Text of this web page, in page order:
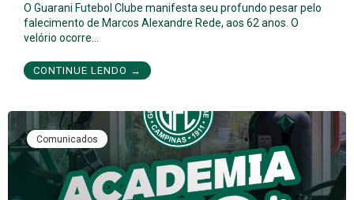
O Guarani Futebol Clube manifesta seu profundo pesar pelo
falecimento de Marcos Alexandre Rede, aos 62 anos. O
velório ocorre…
CONTINUE LENDO →
Comunicados